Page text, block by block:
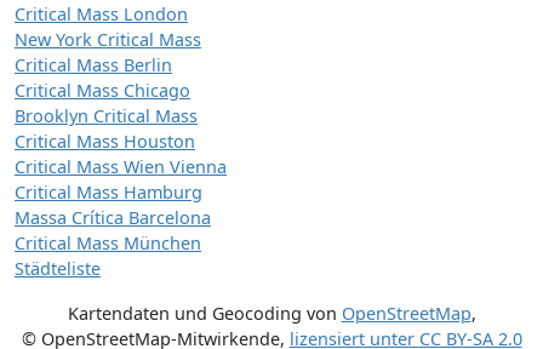
Critical Mass London
New York Critical Mass
Critical Mass Berlin
Critical Mass Chicago
Brooklyn Critical Mass
Critical Mass Houston
Critical Mass Wien Vienna
Critical Mass Hamburg
Massa Crítica Barcelona
Critical Mass München
Städteliste
Kartendaten und Geocoding von OpenStreetMap,
© OpenStreetMap-Mitwirkende, lizensiert unter CC BY-SA 2.0